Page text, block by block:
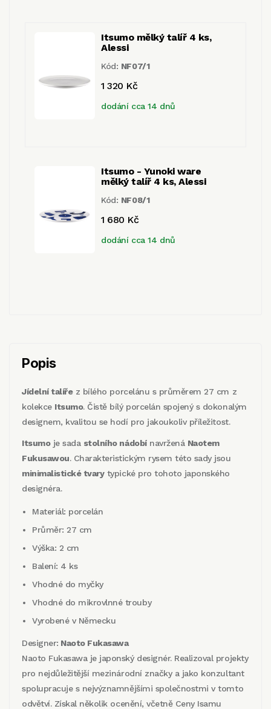
Itsumo mělký talíř 4 ks,
Alessi
Kód: NF07/1
1 320 Kč
dodání cca 14 dnů
Itsumo - Yunoki ware
mělký talíř 4 ks, Alessi
Kód: NF08/1
1 680 Kč
dodání cca 14 dnů
Popis
Jídelní talířez bílého porcelánu s průměrem 27 cm z
kolekce Itsumo. Čistě bílý porcelán spojený s dokonalým
designem, kvalitou se hodí pro jakoukoliv příležitost.
Itsumoje sada stolního nádobínavržená Naotem
Fukusawou. Charakteristickým rysem této sady jsou
minimalistické tvarytypické pro tohoto japonského
designéra.
Materiál: porcelán
Průměr: 27 cm
Výška: 2 cm
Balení: 4 ks
Vhodné do myčky
Vhodné do mikrovlnné trouby
Vyrobené v Německu
Designer: Naoto Fukasawa
Naoto Fukasawa je japonský designér. Realizoval projekty
pro nejdůležitější mezinárodní značky a jako konzultant
spolupracuje s nejvýznamnějšími společnostmi v tomto
odvětví. Získal několik ocenění, včetně Ceny Isamu